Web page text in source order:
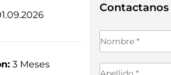
3 Meses